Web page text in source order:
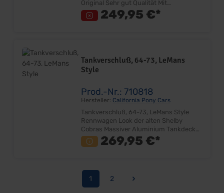
Original Sehr gut Qualität Mit
zusätzlichem Sicherheitsdeckel
249,95 €*
Tankverschluß, 64-73, LeMans
Style
Prod.-Nr.: 710818
Hersteller: California Pony Cars
Tankverschluß, 64-73, LeMans Style
Rennwagen Look der alten Shelby
Cobras Massiver Aluminium Tankdeckel
mit Klappverschluß Sehr gut Qualität
Inkl. Sicherheitstankdeckel Passend bei:
Serienheckblech!! 69-70 nur mit
Abänderung am Tankdeckel! 71-73
müssen neue Löcher im Heckblech
269,95 €*
Seite
1
Seite
2